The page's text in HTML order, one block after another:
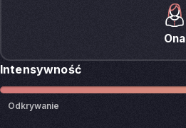
Ona
Intensywność
Odkrywanie